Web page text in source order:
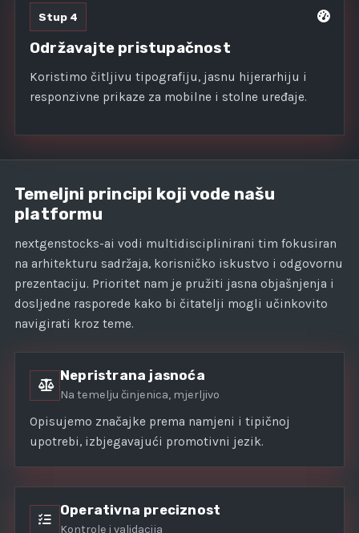
Stup 4
Održavajte pristupačnost
Koristimo čitljivu tipografiju, jasnu hijerarhiju i
responzivne prikaze za mobilne i stolne uređaje.
Temeljni principi koji vode našu
platformu
nextgenstocks-ai vodi multidisciplinirani tim fokusiran
na arhitekturu sadržaja, korisničko iskustvo i odgovornu
prezentaciju. Prioritet nam je pružiti jasna objašnjenja i
dosljedne rasporede kako bi čitatelji mogli učinkovito
navigirati kroz teme.
Nepristrana jasnoća
Na temelju činjenica, mjerljivo
Opisujemo značajke prema namjeni i tipičnoj
upotrebi, izbjegavajući promotivni jezik.
Operativna preciznost
Kontrole i validacija